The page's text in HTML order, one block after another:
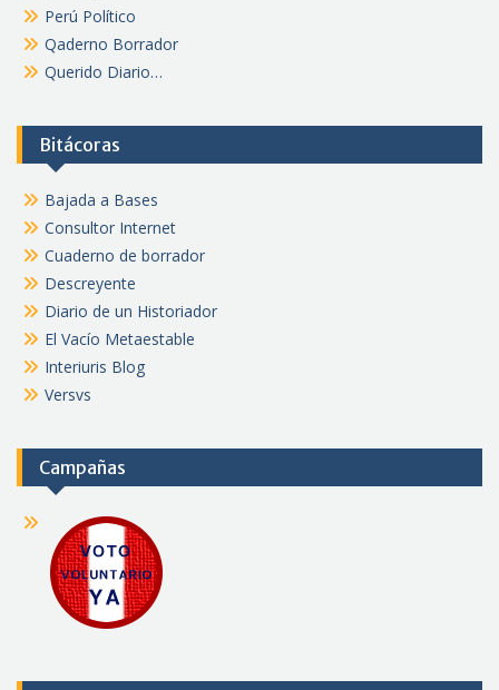
Perú Político
Qaderno Borrador
Querido Diario…
Bitácoras
Bajada a Bases
Consultor Internet
Cuaderno de borrador
Descreyente
Diario de un Historiador
El Vacío Metaestable
Interiuris Blog
Versvs
Campañas